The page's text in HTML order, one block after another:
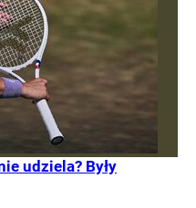
udziela? Były